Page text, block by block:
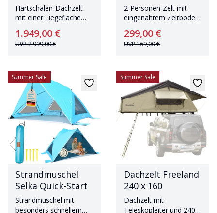
Hartschalen-Dachzelt
mit einer Liegefläche
Fernbedienung
1.949,00 €
UVP2.999,00 €
2-Personen-Zelt mit
eingenähtem Zeltboden
299,00 €
UVP369,00 €
Summer Sale
Strandmuschel
Selka Quick-Start
Strandmuschel mit
besonders schnellem
Summer Sale
Dachzelt Freeland
240 x 160
Dachzelt mit
Teleskopleiter und 240 x